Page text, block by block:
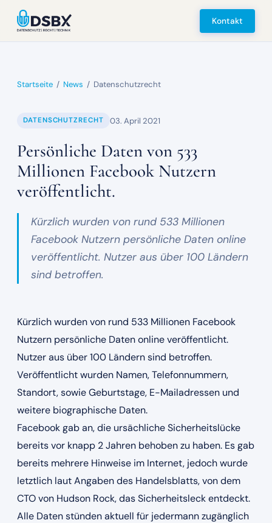
Kontakt
Startseite / News / Datenschutzrecht
DATENSCHUTZRECHT 03. April 2021
Persönliche Daten von 533
Millionen Facebook Nutzern
veröffentlicht.
Kürzlich wurden von rund 533 Millionen
Facebook Nutzern persönliche Daten online
veröffentlicht. Nutzer aus über 100 Ländern
sind betroffen.
Kürzlich wurden von rund 533 Millionen Facebook
Nutzern persönliche Daten online veröffentlicht.
Nutzer aus über 100 Ländern sind betroffen.
Veröffentlicht wurden Namen, Telefonnummern,
Standort, sowie Geburtstage, E-Mailadressen und
weitere biographische Daten.
Facebook gab an, die ursächliche Sicherheitslücke
bereits vor knapp 2 Jahren behoben zu haben. Es gab
bereits mehrere Hinweise im Internet, jedoch wurde
letztlich laut Angaben des Handelsblatts, von dem
CTO von Hudson Rock, das Sicherheitsleck entdeckt.
Alle Daten stünden aktuell für jedermann zugänglich